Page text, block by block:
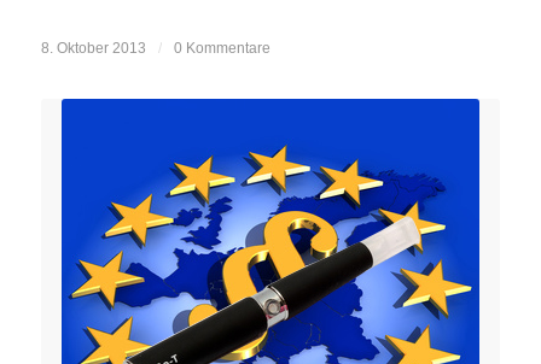
8. Oktober 2013 / 0 Kommentare